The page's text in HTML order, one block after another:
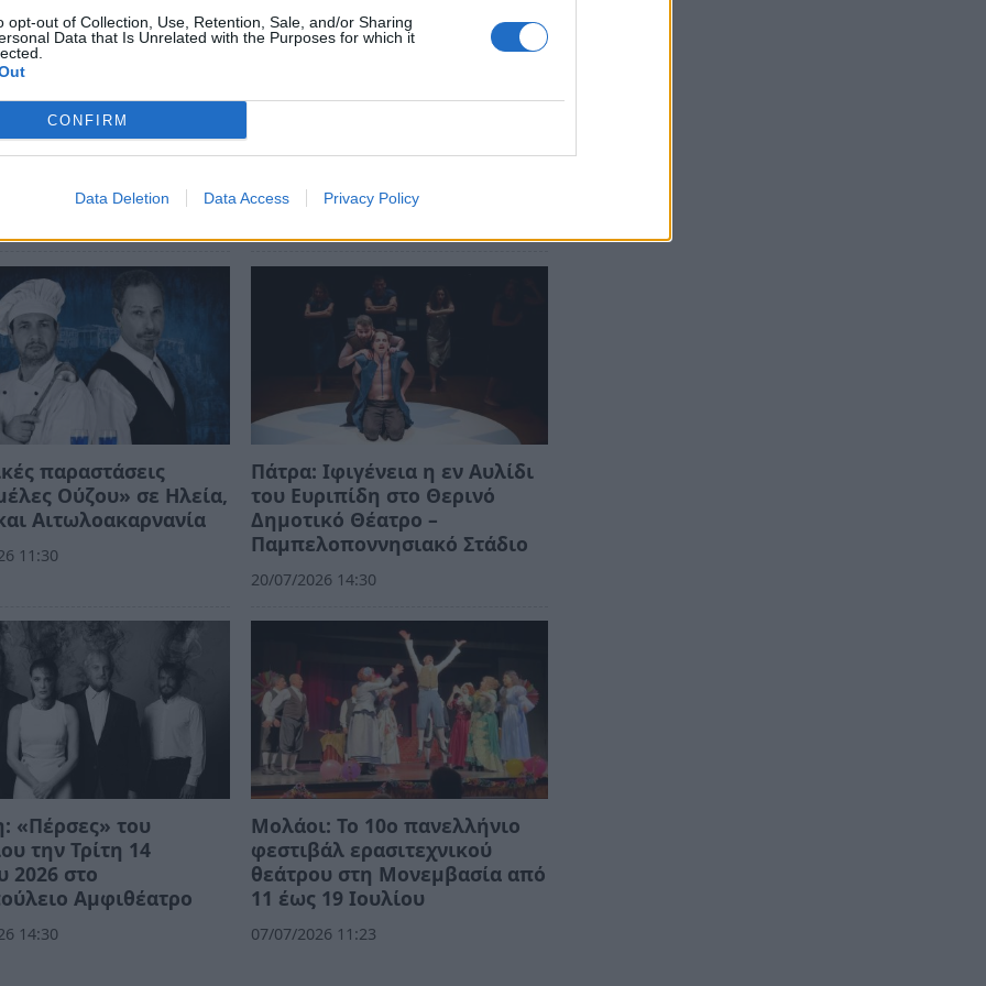
opt-out of Collection, Use, Retention, Sale, and/or Sharing
Data that Is Unrelated with the Purposes for which it
CONFIRM
Data Deletion Data Access Privacy Policy
με το Νομικό Πρόσωπο
με ελεύθερη είσοδο για το κοινό.
παραστάσεις
Ούζου» σε Ηλεία,
Αιτωλοακαρνανία
11:30
Πάτρα: Ιφιγένεια η εν Αυλίδι
του Ευριπίδη στο Θερινό
Δημοτικό Θέατρο –
Παμπελοποννησιακό Στάδιο
20/07/2026 14:30
«Πέρσες» του
την Τρίτη 14
2026 στο
Αμφιθέατρο
14:30
Μολάοι: Το 10ο πανελλήνιο
φεστιβάλ ερασιτεχνικού
θεάτρου στη Μονεμβασία από
11 έως 19 Ιουλίου
07/07/2026 11:23